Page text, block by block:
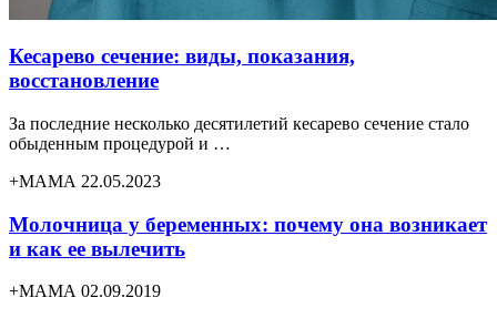
Кесарево сечение: виды, показания,
восстановление
За последние несколько десятилетий кесарево сечение стало
обыденным процедурой и …
+МАМА 22.05.2023
Молочница у беременных: почему она возникает
и как ее вылечить
+МАМА 02.09.2019